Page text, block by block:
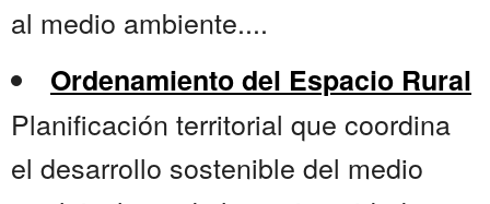
al medio ambiente....
Ordenamiento del Espacio Rural
Planificación territorial que coordina
el desarrollo sostenible del medio